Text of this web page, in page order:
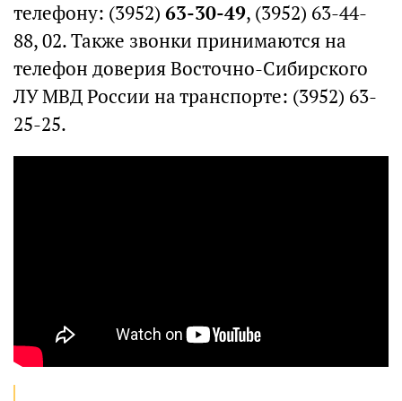
телефону: (3952) 63-30-49, (3952) 63-44-
88, 02. Также звонки принимаются на
телефон доверия Восточно-Сибирского
ЛУ МВД России на транспорте: (3952) 63-
25-25.